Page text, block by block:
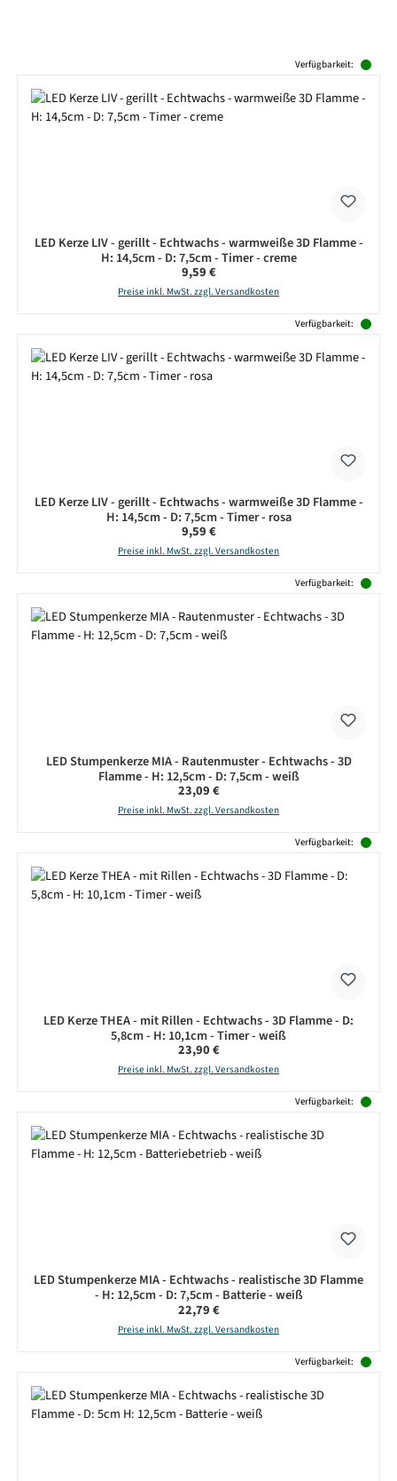
Verfügbarkeit:
LED Kerze LIV - gerillt - Echtwachs - warmweiße 3D Flamme -
H: 14,5cm - D: 7,5cm - Timer - creme
Regulärer Preis:
9,59 €
Preise inkl. MwSt. zzgl. Versandkosten
Verfügbarkeit:
LED Kerze LIV - gerillt - Echtwachs - warmweiße 3D Flamme -
H: 14,5cm - D: 7,5cm - Timer - rosa
Regulärer Preis:
9,59 €
Preise inkl. MwSt. zzgl. Versandkosten
Verfügbarkeit:
LED Stumpenkerze MIA - Rautenmuster - Echtwachs - 3D
Flamme - H: 12,5cm - D: 7,5cm - weiß
Regulärer Preis:
23,09 €
Preise inkl. MwSt. zzgl. Versandkosten
Verfügbarkeit:
LED Kerze THEA - mit Rillen - Echtwachs - 3D Flamme - D:
5,8cm - H: 10,1cm - Timer - weiß
Regulärer Preis:
23,90 €
Preise inkl. MwSt. zzgl. Versandkosten
Verfügbarkeit:
LED Stumpenkerze MIA - Echtwachs - realistische 3D Flamme
- H: 12,5cm - D: 7,5cm - Batterie - weiß
Regulärer Preis:
22,79 €
Preise inkl. MwSt. zzgl. Versandkosten
Verfügbarkeit: